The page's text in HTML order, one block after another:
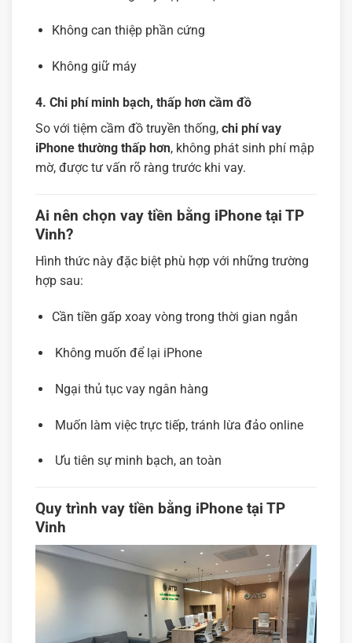
Không can thiệp phần cứng
Không giữ máy
4. Chi phí minh bạch, thấp hơn cầm đồ
So với tiệm cầm đồ truyền thống, chi phí vay
iPhone thường thấp hơn, không phát sinh phí mập
mờ, được tư vấn rõ ràng trước khi vay.
Ai nên chọn vay tiền bằng iPhone tại TP
Vinh?
Hình thức này đặc biệt phù hợp với những trường
hợp sau:
Cần tiền gấp xoay vòng trong thời gian ngắn
Không muốn để lại iPhone
Ngại thủ tục vay ngân hàng
Muốn làm việc trực tiếp, tránh lừa đảo online
Ưu tiên sự minh bạch, an toàn
Quy trình vay tiền bằng iPhone tại TP
Vinh